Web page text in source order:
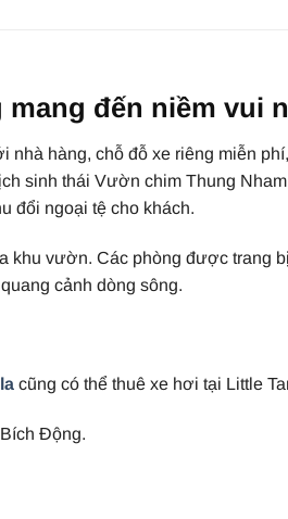
đến niềm vui
nhà hàng, chỗ đỗ xe riêng miễn
sinh thái Vườn chim Thung
đổi ngoại tệ cho khách.
khu vườn. Các phòng được trang
cảnh dòng sông.
cũng có thể thuê xe hơi tại Little
Động.